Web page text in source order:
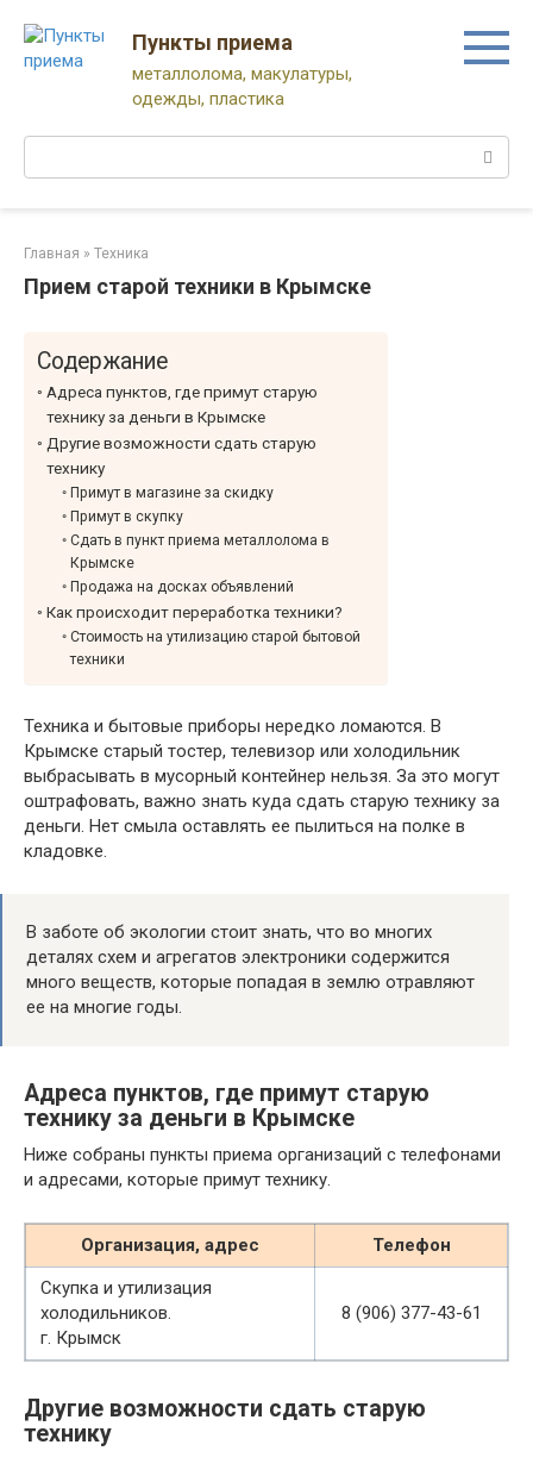
контенту
Пункты приема
металлолома, макулатуры,
одежды, пластика
Поиск:
Главная » Техника
Прием старой техники в Крымске
Содержание
Адреса пунктов, где примут старую
технику за деньги в Крымске
Другие возможности сдать старую
технику
Примут в магазине за скидку
Примут в скупку
Сдать в пункт приема металлолома в
Крымске
Продажа на досках объявлений
Как происходит переработка техники?
Стоимость на утилизацию старой бытовой
техники
Техника и бытовые приборы нередко ломаются. В
Крымске старый тостер, телевизор или холодильник
выбрасывать в мусорный контейнер нельзя. За это могут
оштрафовать, важно знать куда сдать старую технику за
деньги. Нет смыла оставлять ее пылиться на полке в
кладовке.
В заботе об экологии стоит знать, что во многих
деталях схем и агрегатов электроники содержится
много веществ, которые попадая в землю отравляют
ее на многие годы.
Адреса пунктов, где примут старую
технику за деньги в Крымске
Ниже собраны пункты приема организаций с телефонами
и адресами, которые примут технику.
Организация, адрес
Телефон
Скупка и утилизация
холодильников.
г. Крымск
8 (906) 377-43-61
Другие возможности сдать старую
технику